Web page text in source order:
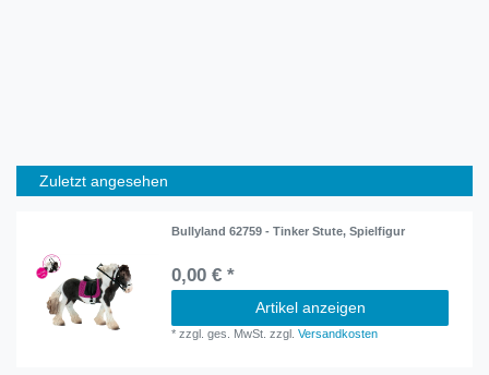
Zuletzt angesehen
Bullyland 62759 - Tinker Stute, Spielfigur
0,00 € *
Artikel anzeigen
*zzgl. ges. MwSt. zzgl.Versandkosten